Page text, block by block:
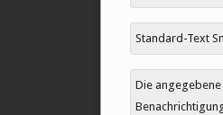
Standard-Text
Die